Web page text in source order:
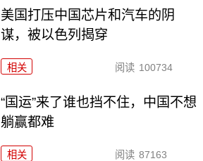
美国打压中国芯片和汽车的阴
谋，被以色列揭穿
相关 阅读 100734
“国运”来了谁也挡不住，中国不想
躺赢都难
相关 阅读 87163